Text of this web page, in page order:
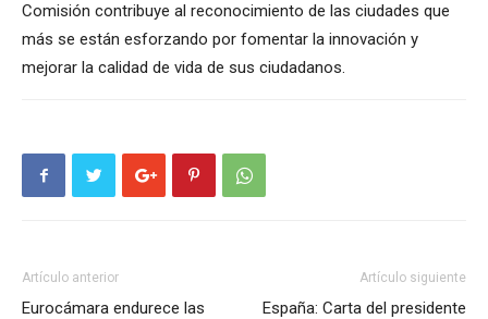
Comisión contribuye al reconocimiento de las ciudades que
más se están esforzando por fomentar la innovación y
mejorar la calidad de vida de sus ciudadanos.
Artículo anterior
Eurocámara endurece las
Artículo siguiente
España: Carta del presidente